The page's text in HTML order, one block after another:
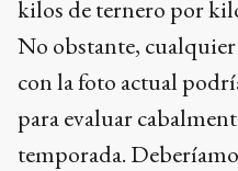
kilos de ternero por
No obstante,
con la foto actual
para evaluar
temporada.